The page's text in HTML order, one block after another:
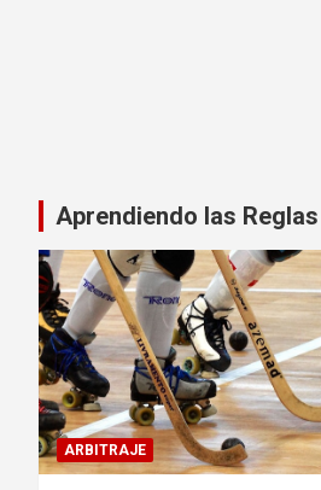
Aprendiendo las
ARBITRAJE